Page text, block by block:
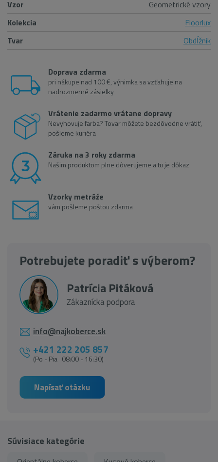
Vzor
Geometrické vzory
Kolekcia
Floorlux
Tvar
Obdĺžnik
Doprava zdarma
pri nákupe nad 100 €, výnimka sa vzťahuje na
nadrozmerné zásielky
Vrátenie zadarmo vrátane dopravy
Nevyhovuje farba? Tovar môžete bezdôvodne vrátiť,
pošleme kuriéra
Záruka na 3 roky zdarma
Našim produktom plne dôverujeme a tu je dôkaz
Vzorky metráže
vám pošleme poštou zdarma
Potrebujete poradiť s výberom?
Patrícia Pitáková
Zákaznícka podpora
info@najkoberce.sk
+421 222 205 857
(Po - Pia 08:00 - 16:30)
Napísať otázku
Súvisiace kategórie